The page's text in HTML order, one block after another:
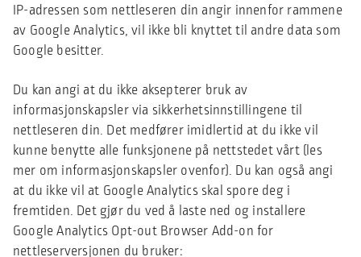
IP-adressen som nettleseren din angir innenfor rammene
av Google Analytics, vil ikke bli knyttet til andre data som
Google besitter.
Du kan angi at du ikke aksepterer bruk av
informasjonskapsler via sikkerhetsinnstillingene til
nettleseren din. Det medfører imidlertid at du ikke vil
kunne benytte alle funksjonene på nettstedet vårt (les
mer om informasjonskapsler ovenfor). Du kan også angi
at du ikke vil at Google Analytics skal spore deg i
fremtiden. Det gjør du ved å laste ned og installere
Google Analytics Opt-out Browser Add-on for
nettleserversjonen du bruker: